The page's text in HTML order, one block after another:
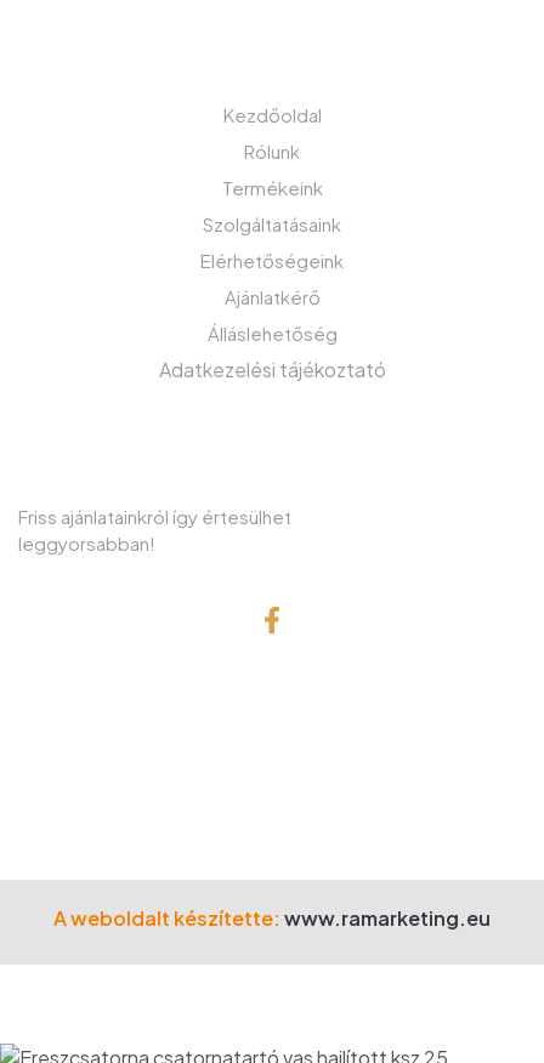
Kezdőoldal
Rólunk
Termékeink
Szolgáltatásaink
Elérhetőségeink
Ajánlatkérő
Álláslehetőség
Adatkezelési tájékoztató
Friss ajánlatainkról így értesülhet
leggyorsabban!
A weboldalt készítette: www.ramarketing.eu